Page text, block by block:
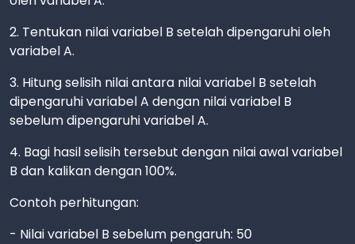
2. Tentukan nilai variabel B setelah dipengaruhi oleh
variabel A.
3. Hitung selisih nilai antara nilai variabel B setelah
dipengaruhi variabel A dengan nilai variabel B
sebelum dipengaruhi variabel A.
4. Bagi hasil selisih tersebut dengan nilai awal variabel
B dan kalikan dengan 100%.
Contoh perhitungan:
- Nilai variabel B sebelum pengaruh: 50